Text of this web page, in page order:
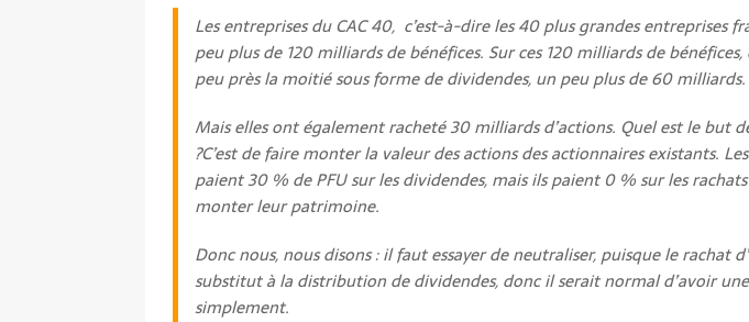
Les entreprises du CAC 40, c’est-à-dire les 40 plus grandes entreprises
peu plus de 120 milliards de bénéfices. Sur ces 120 milliards de
peu près la moitié sous forme de dividendes, un peu plus de 60 milliards.
Mais elles ont également racheté 30 milliards d’actions. Quel est le but
?C’est de faire monter la valeur des actions des actionnaires existants.
paient 30 % de PFU sur les dividendes, mais ils paient 0 % sur les
monter leur patrimoine.
Donc nous, nous disons : il faut essayer de neutraliser, puisque le rachat
substitut à la distribution de dividendes, donc il serait normal d’avoir
simplement.